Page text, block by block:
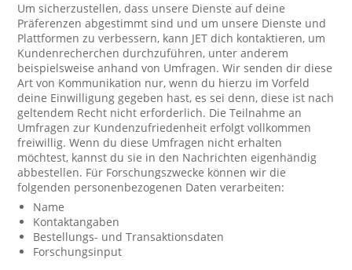
Um sicherzustellen, dass unsere Dienste auf deine
Präferenzen abgestimmt sind und um unsere Dienste und
Plattformen zu verbessern, kann JET dich kontaktieren, um
Kundenrecherchen durchzuführen, unter anderem
beispielsweise anhand von Umfragen. Wir senden dir diese
Art von Kommunikation nur, wenn du hierzu im Vorfeld
deine Einwilligung gegeben hast, es sei denn, diese ist nach
geltendem Recht nicht erforderlich. Die Teilnahme an
Umfragen zur Kundenzufriedenheit erfolgt vollkommen
freiwillig. Wenn du diese Umfragen nicht erhalten
möchtest, kannst du sie in den Nachrichten eigenhändig
abbestellen. Für Forschungszwecke können wir die
folgenden personenbezogenen Daten verarbeiten:
Name
Kontaktangaben
Bestellungs- und Transaktionsdaten
Forschungsinput